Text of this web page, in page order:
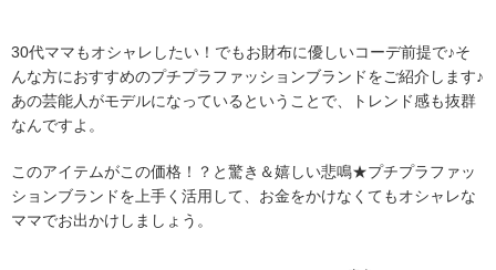
30代ママもオシャレしたい！でもお財布に優しいコーデ前提で♪そ
んな方におすすめのプチプラファッションブランドをご紹介します♪
あの芸能人がモデルになっているということで、トレンド感も抜群
なんですよ。
このアイテムがこの価格！？と驚き＆嬉しい悲鳴★プチプラファッ
ションブランドを上手く活用して、お金をかけなくてもオシャレな
ママでお出かけしましょう。